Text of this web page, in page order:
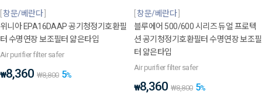
창문/베란다
위니아 EPA16DAAP 공기청정기호환필
터 수명연장 보조필터 얇은타입
Air purifier filter safer
₩8,360 ₩8,800 5%
창문/베란다
블루에어 500/600 시리즈 듀얼 프로텍
션 공기청정기호환필터 수명연장 보조필
터 얇은타입
Air purifier filter safer
₩8,360 ₩8,800 5%